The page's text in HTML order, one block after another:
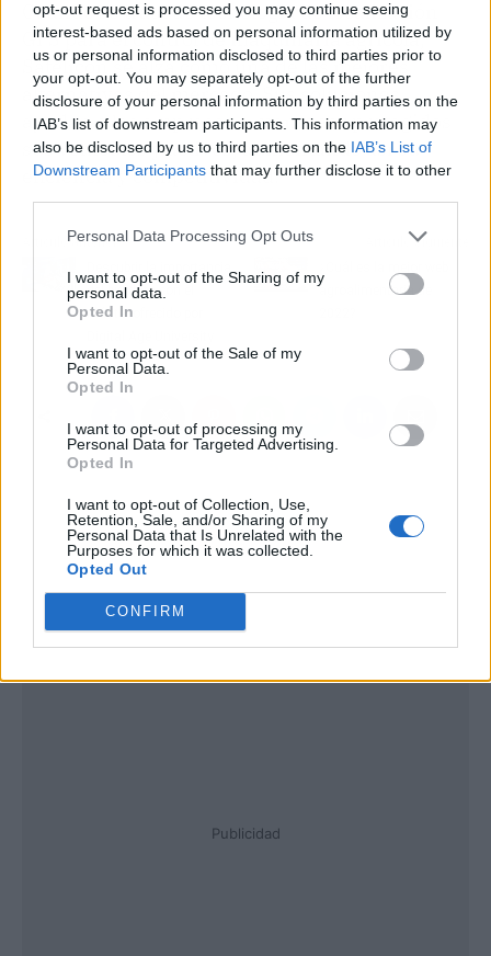
opt-out request is processed you may continue seeing
interest-based ads based on personal information utilized by
us or personal information disclosed to third parties prior to
your opt-out. You may separately opt-out of the further
disclosure of your personal information by third parties on the
IAB’s list of downstream participants. This information may
also be disclosed by us to third parties on the IAB’s List of
Downstream Participants that may further disclose it to other
Personal Data Processing Opt Outs
I want to opt-out of the Sharing of my
personal data.
Opted In
I want to opt-out of the Sale of my
Personal Data.
Opted In
I want to opt-out of processing my
Personal Data for Targeted Advertising.
Opted In
I want to opt-out of Collection, Use,
Retention, Sale, and/or Sharing of my
Personal Data that Is Unrelated with the
Purposes for which it was collected.
Opted Out
CONFIRM
Cuando se trata de tecnología de localización
GPS para el control de maquinaria agrícola,
Satelicon se alza como una de las mejores
alternativas del mercado. Sus soluciones
ayudan a las empresas a mantener protegidos
sus vehículos y activos, aumentando así su
eficiencia y competitividad.
Artículo anterior
del big data con el
máster ofrecido por
Artículo siguiente
agroalimentaria de
Publicidad